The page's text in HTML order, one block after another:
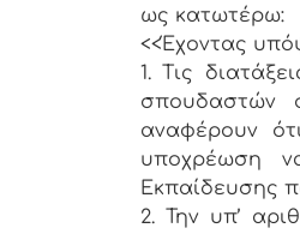
ως κατωτέρω:
<<Έχοντας
1. Τις
σπουδαστών
αναφέρουν
υποχρέωση
Εκπαίδευσης
2. Την υπ’